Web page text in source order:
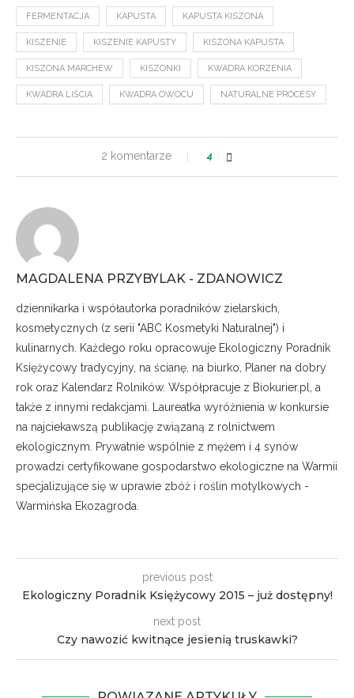
FERMENTACJA KAPUSTA KAPUSTA KISZONA
KISZENIE KISZENIE KAPUSTY KISZONA KAPUSTA
KISZONA MARCHEW KISZONKI KWADRA KORZENIA
KWADRA LIŚCIA KWADRA OWOCU NATURALNE PROCESY
2 komentarze 4
MAGDALENA PRZYBYLAK - ZDANOWICZ
dziennikarka i współautorka poradników zielarskich,
kosmetycznych (z serii "ABC Kosmetyki Naturalnej") i
kulinarnych. Każdego roku opracowuje Ekologiczny Poradnik
Księżycowy tradycyjny, na ścianę, na biurko, Planer na dobry
rok oraz Kalendarz Rolników. Współpracuje z Biokurier.pl, a
także z innymi redakcjami. Laureatka wyróżnienia w konkursie
na najciekawszą publikację związaną z rolnictwem
ekologicznym. Prywatnie wspólnie z mężem i 4 synów
prowadzi certyfikowane gospodarstwo ekologiczne na Warmii
specjalizujące się w uprawie zbóż i roślin motylkowych -
Warmińska Ekozagroda.
previous post
Ekologiczny Poradnik Księżycowy 2015 – już dostępny!
next post
Czy nawozić kwitnące jesienią truskawki?